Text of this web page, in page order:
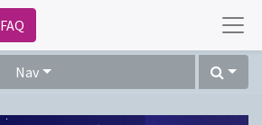
FAQ
Nav